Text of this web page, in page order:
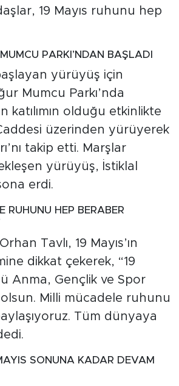
19 Mayıs ruhunu hep
PARKI’NDAN BAŞLADI
yürüyüş için
Mumcu Parkı’nda
katılımın olduğu etkinlikte
üzerinden yürüyerek
takip etti. Marşlar
yürüyüş, İstiklal
erdi.
RUHUNU HEP BERABER
Tavlı, 19 Mayıs’ın
dikkat çekerek, “19
Anma, Gençlik ve Spor
Milli mücadele ruhunu
Tüm dünyaya
SONUNA KADAR DEVAM